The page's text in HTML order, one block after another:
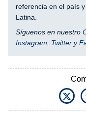
referencia en el país
Latina.
Síguenos en nuestro
Instagram
Twitter y